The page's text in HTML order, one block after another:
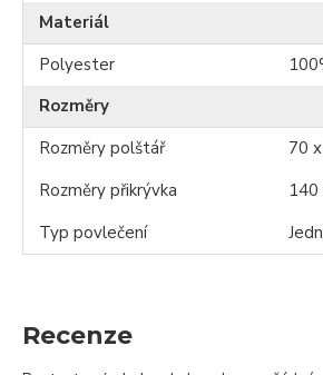
Materiál
Polyester
Rozměry
Rozměry polštář
70
Rozměry přikrývka
140
Typ povlečení
Recenze